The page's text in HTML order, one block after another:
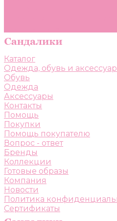
Каталог
Одежда, обувь и
Обувь
Одежда
Аксессуары
Контакты
Помощь
Покупки
Помощь покупателю
Вопрос - ответ
Бренды
Коллекции
Готовые образы
Компания
Новости
Политика
Сертификаты